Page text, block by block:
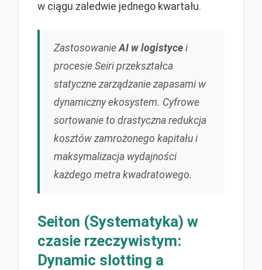
w ciągu zaledwie jednego kwartału.
ZastosowanieAI w logistyce i
procesie Seiri przekształca
statyczne zarządzanie zapasami w
dynamiczny ekosystem. Cyfrowe
sortowanie to drastyczna redukcja
kosztów zamrożonego kapitału i
maksymalizacja wydajności
każdego metra kwadratowego.
Seiton (Systematyka) w
czasie rzeczywistym:
Dynamic slotting a